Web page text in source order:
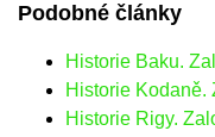
Podobné články
Historie Baku.
Historie Kodaně.
Historie Rigy.